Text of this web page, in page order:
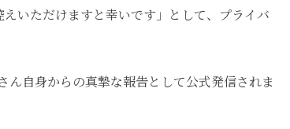
いただけますと幸いです」として、プライバ
自身からの真摯な報告として公式発信されま